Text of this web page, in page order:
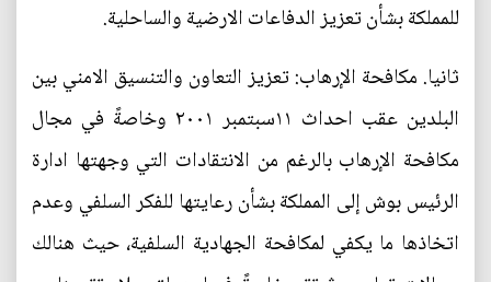
للمملكة بشأن تعزيز الدفاعات الارضية والساحلية.
ثانيا. مكافحة الإرهاب: تعزيز التعاون والتنسيق الامني بين
البلدين عقب احداث ١١سبتمبر ٢٠٠١ وخاصةً في مجال
مكافحة الإرهاب بالرغم من الانتقادات التي وجهتها ادارة
الرئيس بوش إلى المملكة بشأن رعايتها للفكر السلفي وعدم
اتخاذها ما يكفي لمكافحة الجهادية السلفية، حيث هنالك